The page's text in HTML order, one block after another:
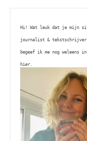
Hi! Wat leuk dat je mijn
journalist &
begeef ik me nog weleens
hier.